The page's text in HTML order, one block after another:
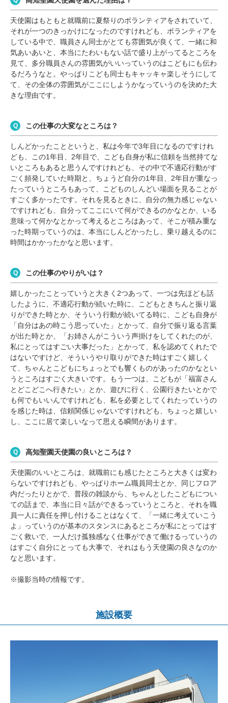
天使園はもともと就職前に夏祭りのボランティアをされていて、
それが一つのきっかけになったのですけれども、ボランティアを
している中で、職員さん同士がとても雰囲気が良くて、一緒に和
気あいあいと、本当にたわいもない話で盛り上がってるところを
見て、多分職員さんの雰囲気がいいっていうのはこどもにも伝わ
るだろうなと。やっぱりこども同士もキャッキャ楽しそうにして
て、その全体の雰囲気がここにしようかなっていうのを決めた大
きな理由です。
この仕事の大変なところは？
しんどかったことというと、私は今年で3年目になるのですけれ
ども、この1年目、2年目で、こども自身が私に信頼を当然持てな
いところもあると思うんですけれども、その中で不適応行動がす
ごく頻発していた時期と、ちょうど自分の1年目、2年目が重なっ
たっていうところもあって、こどものしんどい場面を見ることが
すごく多かったです。それを見るときに、自分の無力感じゃない
ですけれども、自分ってここにいて何ができるのかなとか、いる
意味って何かなとかって考えるところはあって、そこが積み重な
った時期っていうのは、本当にしんどかったし、乗り越えるのに
時間はかかったかなと思います。
この仕事のやりがいは？
嬉しかったことっていうと大きく2つあって、一つは先ほども話
したように、不適応行動が続いた時に、こどもときちんと振り返
りができた時とか、そういう行動が続いてる時に、こども自身が
「自分はあの時こう思っていた」とかって、自分で振り返る言葉
が出た時とか、「お姉さんがこういう声掛けをしてくれたのが、
私にとってはすごい大事だった」とかって、私を認めてくれたで
はないですけど、そういうやり取りができた時はすごく嬉しく
て、ちゃんとこどもにちょっとでも響くものがあったのかなとい
うところはすごく大きいです。もう一つは、こどもが「福富さん
とどこどこへ行きたい」とか、遊びに行く、公園行きたいとかで
も何でもいいんですけれども、私を必要としてくれたっていうの
を感じた時は、信頼関係じゃないですけれども、ちょっと嬉しい
し、ここに居て楽しいなって思える瞬間があります。
高知聖園天使園の良いところは？
天使園のいいところは、就職前にも感じたところと大きくは変わ
らないですけれども、やっぱりホーム職員同士とか、同じフロア
内だったりとかで、普段の雑談から、ちゃんとしたこどもについ
ての話まで、本当に日々話ができるっていうところと、それを職
員一人に責任を押し付けることはなくて、「一緒に考えていこう
よ」っていうのが基本のスタンスにあるところが私にとってはす
ごく救いで、一人だけ孤独感なく仕事ができて働けるっていうの
はすごく自分にとっても大事で、それはもう天使園の良さなのか
なと思います。
※撮影当時の情報です。
施設概要